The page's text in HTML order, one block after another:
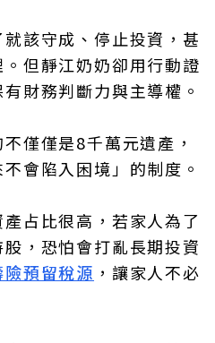
該守成、停止投資，甚
但靜江奶奶卻用行動證
財務判斷力與主導權。
僅僅是8千萬元遺產，
會陷入困境」的制度。
占比很高，若家人為了
，恐怕會打亂長期投資
預留稅源 ，讓家人不必